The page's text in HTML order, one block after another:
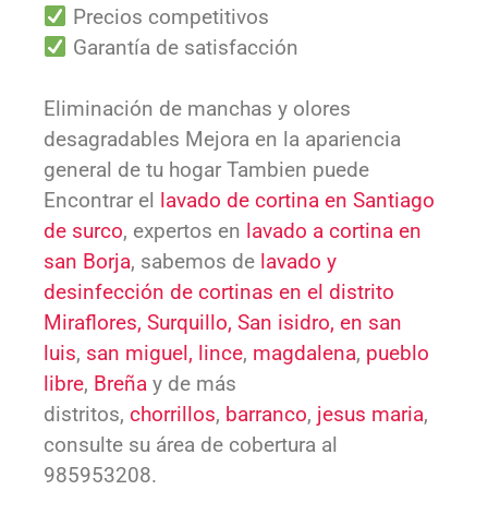
Precios competitivos
Garantía de satisfacción
Eliminación de manchas y olores
desagradables Mejora en la apariencia
general de tu hogar Tambien puede
Encontrar el lavado de cortina en Santiago
de surco, expertos en lavado a cortina en
san Borja, sabemos de lavado y
desinfección de cortinas en el distrito
Miraflores, Surquillo, San isidro, en san
luis, san miguel, lince, magdalena, pueblo
libre, Breña y de más
distritos, chorrillos, barranco, jesus maria,
consulte su área de cobertura al
985953208.